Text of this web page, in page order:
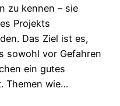
zu kennen – sie
Projekts
Das Ziel ist es,
sowohl vor Gefahren
ein gutes
Themen wie…